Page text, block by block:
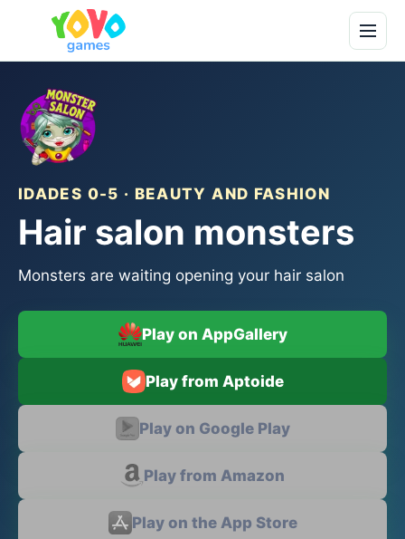
IDADES 0-5 · BEAUTY AND FASHION
Hair salon monsters
Monsters are waiting opening your hair salon
Play on AppGallery
Play from Aptoide
Play on Google Play
Play from Amazon
Play on the App Store